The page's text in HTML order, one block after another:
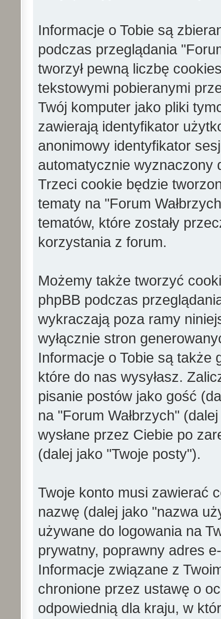
Informacje o Tobie są
podczas przeglądania
tworzył pewną liczbę
tekstowymi pobieranymi
Twój komputer jako pliki
zawierają identyfikator
anonimowy identyfikator
automatycznie wyznaczony
Trzeci cookie będzie
tematy na "Forum
tematów, które zostały
korzystania z forum.
Możemy także tworzyć
phpBB podczas
wykraczają poza ramy
wyłącznie stron
Informacje o Tobie są także
które do nas wysyłasz.
pisanie postów jako gość
na "Forum Wałbrzych"
wysłane przez Ciebie po
(dalej jako "Twoje posty").
Twoje konto musi zawierać
nazwę (dalej jako "nazwa
używane do logowania na
prywatny, poprawny adres
Informacje związane z
chronione przez ustawę o
odpowiednią dla kraju, w